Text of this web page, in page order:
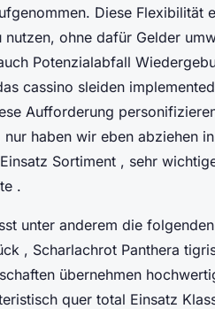
Diese Flexibilität
ohne dafür Gelder
Potenzialabfall
cassino sleiden
Aufforderung
haben wir eben abziehen
Sortiment , sehr
.
unter anderem die
, Scharlachrot Panthera
übernehmen
quer total Einsatz